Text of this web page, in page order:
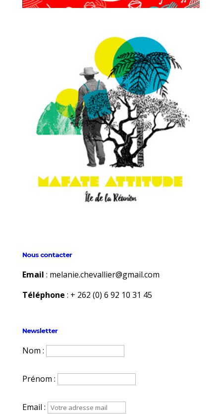
Nous contacter
Email : melanie.chevallier@gmail.com
Téléphone : + 262 (0) 6 92 10 31 45
Newsletter
Nom :
Prénom :
Email :